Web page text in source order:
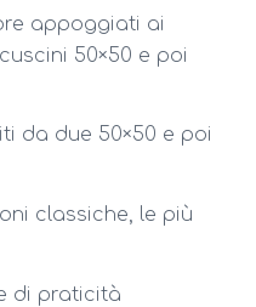
appoggiati ai
50×50 e poi
da due 50×50 e poi
classiche, le più
di praticità